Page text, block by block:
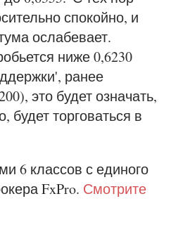
спокойно, и
ослабевает.
ниже 0,6230
ранее
это будет означать,
будет торговаться в
6 классов с единого
FxPro. Смотрите